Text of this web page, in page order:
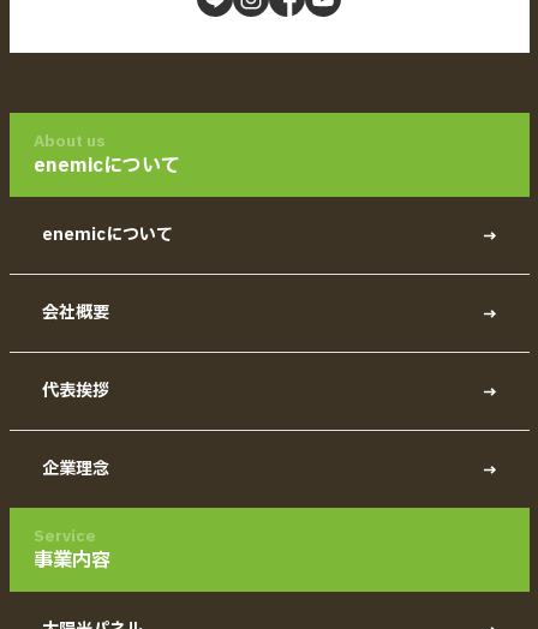
About us
enemicについて
enemicについて
会社概要
代表挨拶
企業理念
Service
事業内容